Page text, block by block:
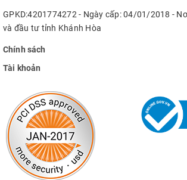
GPKD:4201774272 - Ngày cấp: 04/01/2018 -
và đầu tư tỉnh Khánh Hòa
Chính sách
Tài khoản